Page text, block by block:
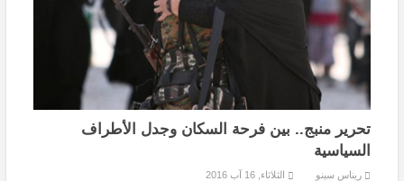
تحرير منبج.. بين فرحة السكان وجدل الأطراف
السياسية
ريناس سينو الثلاثاء, 16 آب 2016